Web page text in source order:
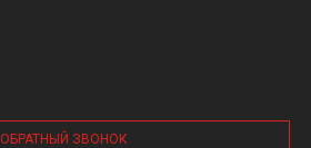
ОБРАТНЫЙ ЗВОНОК